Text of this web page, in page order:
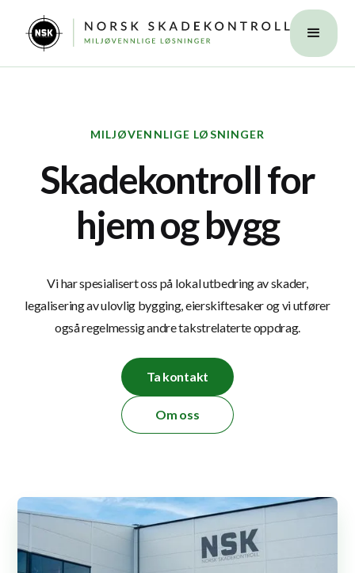
MILJØVENNLIGE LØSNINGER
Skadekontroll for
hjem og bygg
Vi har spesialisert oss på lokal utbedring av skader,
legalisering av ulovlig bygging, eierskiftesaker og vi utfører
også regelmessig andre takstrelaterte oppdrag.
Ta kontakt
Om oss